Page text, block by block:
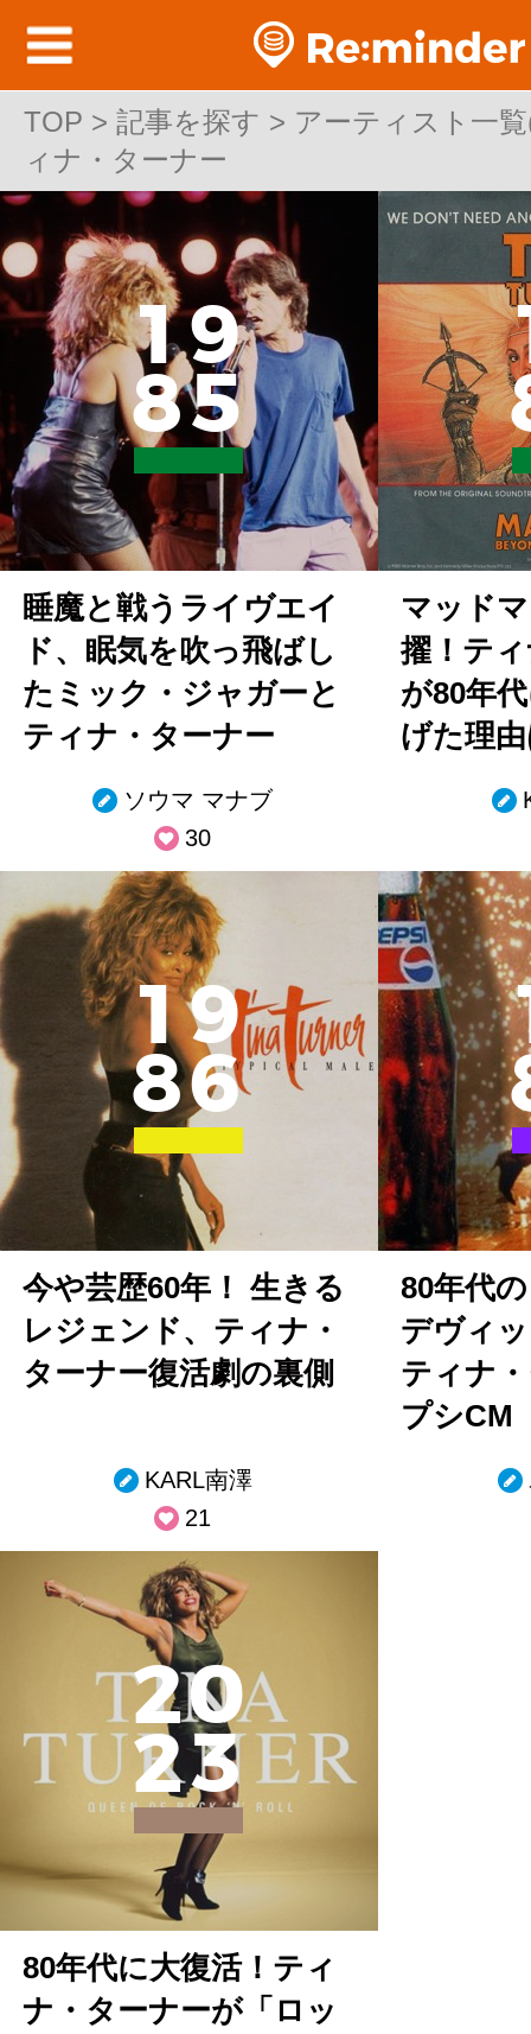
TOP > 記事を探す > アーティスト一
ィナ・ターナー
TOP > 記事を探す > アーティスト一
ィナ・ターナー
19
85
睡魔と戦うライヴエイ
ド、眠気を吹っ飛ばし
たミック・ジャガーと
ティナ・ターナー
ソウマ マナブ
30
マッド
擢！テ
が80年
げた理
19
86
今や芸歴60年！ 生きる
レジェンド、ティナ・
ターナー復活劇の裏側
KARL南澤
21
80年代
デヴィ
ティナ
プシCM
20
23
80年代に大復活！ティ
ナ・ターナーが「ロッ